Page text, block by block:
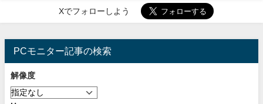
Xでフォローしよう
PCモニター記事の検索
解像度